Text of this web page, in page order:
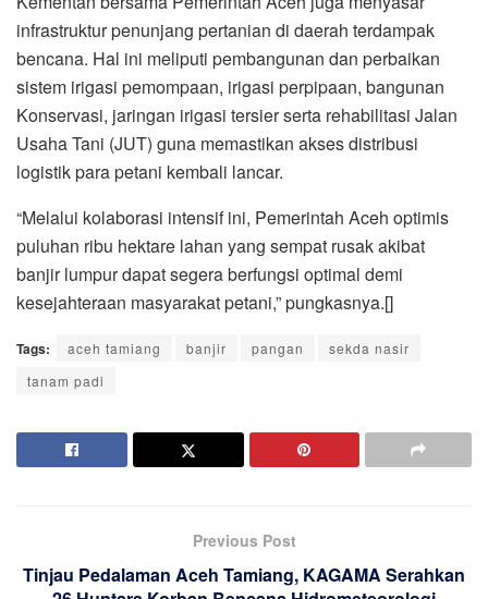
infrastruktur penunjang pertanian di daerah terdampak
bencana. Hal ini meliputi pembangunan dan perbaikan
sistem irigasi pemompaan, irigasi perpipaan, bangunan
Konservasi, jaringan irigasi tersier serta rehabilitasi Jalan
Usaha Tani (JUT) guna memastikan akses distribusi
logistik para petani kembali lancar.
“Melalui kolaborasi intensif ini, Pemerintah Aceh optimis
puluhan ribu hektare lahan yang sempat rusak akibat
banjir lumpur dapat segera berfungsi optimal demi
kesejahteraan masyarakat petani,” pungkasnya.[]
Tags: aceh tamiang banjir pangan
sekda nasir
tanam padi
Previous Post
Tinjau Pedalaman Aceh Tamiang, KAGAMA Serahkan